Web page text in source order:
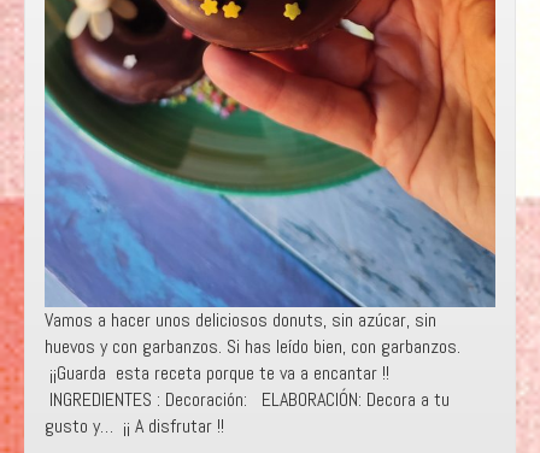
Vamos a hacer unos deliciosos donuts, sin azúcar, sin
huevos y con garbanzos. Si has leído bien, con garbanzos.
¡¡Guarda esta receta porque te va a encantar !!
INGREDIENTES : Decoración: ELABORACIÓN: Decora a tu
gusto y… ¡¡ A disfrutar !!